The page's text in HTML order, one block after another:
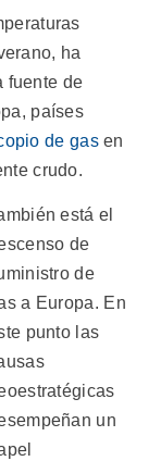
ha
fuente de
países
de gasen
crudo.
está el
de
de
a Europa. En
punto las
un